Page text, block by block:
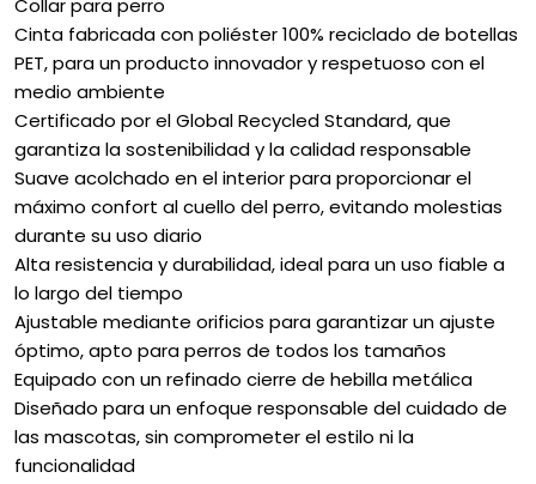
Collar para perro
Cinta fabricada con poliéster 100% reciclado de botellas
PET, para un producto innovador y respetuoso con el
medio ambiente
Certificado por el Global Recycled Standard, que
garantiza la sostenibilidad y la calidad responsable
Suave acolchado en el interior para proporcionar el
máximo confort al cuello del perro, evitando molestias
durante su uso diario
Alta resistencia y durabilidad, ideal para un uso fiable a
lo largo del tiempo
Ajustable mediante orificios para garantizar un ajuste
óptimo, apto para perros de todos los tamaños
Equipado con un refinado cierre de hebilla metálica
Diseñado para un enfoque responsable del cuidado de
las mascotas, sin comprometer el estilo ni la
funcionalidad